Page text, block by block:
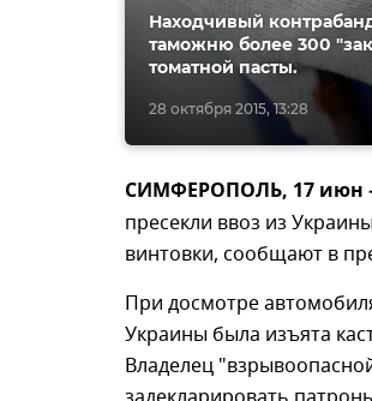
28 октября 2015, 13:28
Находчивый
таможню более 300
томатной пасты.
СИМФЕРОПОЛЬ, 17 июн
пресекли ввоз из
винтовки, сообщают в
При досмотре
Украины была изъята
Владелец